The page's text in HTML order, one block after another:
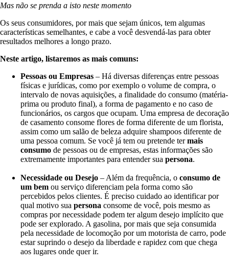
Mas não se prenda a isto neste momento
Os seus consumidores, por mais que sejam únicos, tem algumas
características semelhantes, e cabe a você desvendá-las para obter
resultados melhores a longo prazo.
Neste artigo, listaremos as mais comuns:
Pessoas ou Empresas – Há diversas diferenças entre pessoas
físicas e jurídicas, como por exemplo o volume de compra, o
intervalo de novas aquisições, a finalidade do consumo (matéria-
prima ou produto final), a forma de pagamento e no caso de
funcionários, os cargos que ocupam. Uma empresa de decoração
de casamento consome flores de forma diferente de um florista,
assim como um salão de beleza adquire shampoos diferente de
uma pessoa comum. Se você já tem ou pretende termais
consumo de pessoas ou de empresas, estas informações são
extremamente importantes para entender sua persona.
Necessidade ou Desejo – Além da frequência, o consumo de
um bem ou serviço diferenciam pela forma como são
percebidos pelos clientes. É preciso cuidado ao identificar por
qual motivo sua persona consome de você, pois mesmo as
compras por necessidade podem ter algum desejo implícito que
pode ser explorado. A gasolina, por mais que seja consumida
pela necessidade de locomoção por um motorista de carro, pode
estar suprindo o desejo da liberdade e rapidez com que chega
aos lugares onde quer ir.